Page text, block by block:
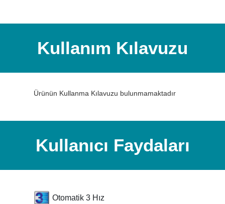
Kullanım Kılavuzu
Ürünün Kullanma Kılavuzu bulunmamaktadır
Kullanıcı Faydaları
Otomatik 3 Hız